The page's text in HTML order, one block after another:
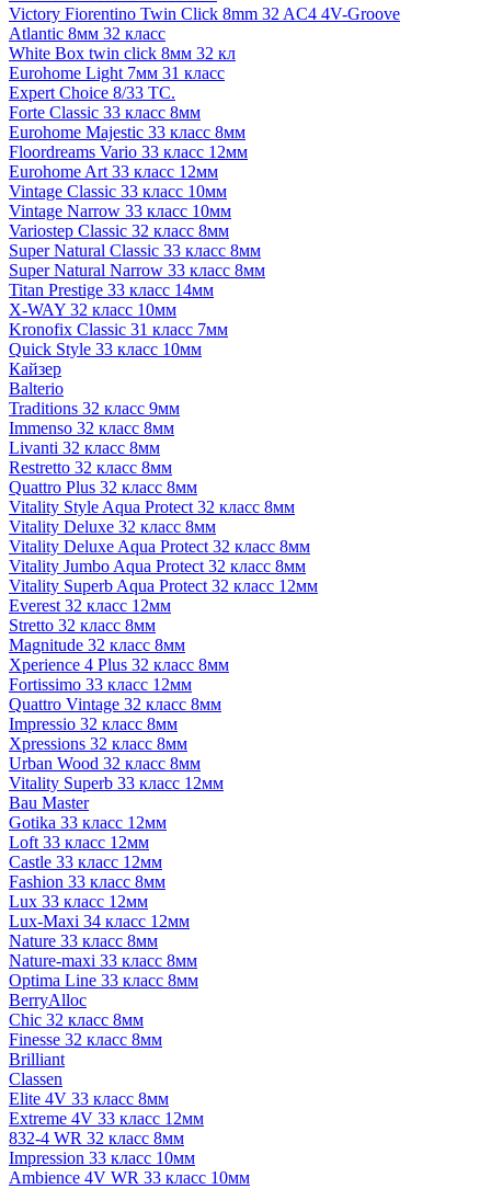
Victory Fiorentino Twin Click 8mm 32 AC4 4V-Groove
Atlantic 8мм 32 класс
White Box twin click 8мм 32 кл
Eurohome Light 7мм 31 класс
Expert Choice 8/33 TC.
Forte Classic 33 класс 8мм
Eurohome Majestic 33 класс 8мм
Floordreams Vario 33 класс 12мм
Eurohome Art 33 класс 12мм
Vintage Classic 33 класс 10мм
Vintage Narrow 33 класс 10мм
Variostep Classic 32 класс 8мм
Super Natural Classic 33 класс 8мм
Super Natural Narrow 33 класс 8мм
Titan Prestige 33 класс 14мм
X-WAY 32 класс 10мм
Kronofix Classic 31 класс 7мм
Quick Style 33 класс 10мм
Кайзер
Balterio
Traditions 32 класс 9мм
Immenso 32 класс 8мм
Livanti 32 класс 8мм
Restretto 32 класс 8мм
Quattro Plus 32 класс 8мм
Vitality Style Aqua Protect 32 класс 8мм
Vitality Deluxe 32 класс 8мм
Vitality Deluxe Aqua Protect 32 класс 8мм
Vitality Jumbo Aqua Protect 32 класс 8мм
Vitality Superb Aqua Protect 32 класс 12мм
Everest 32 класс 12мм
Stretto 32 класс 8мм
Magnitude 32 класс 8мм
Xperience 4 Plus 32 класс 8мм
Fortissimo 33 класс 12мм
Quattro Vintage 32 класс 8мм
Impressio 32 класс 8мм
Xpressions 32 класс 8мм
Urban Wood 32 класс 8мм
Vitality Superb 33 класс 12мм
Bau Master
Gotika 33 класс 12мм
Loft 33 класс 12мм
Castle 33 класс 12мм
Fashion 33 класс 8мм
Lux 33 класс 12мм
Lux-Maxi 34 класс 12мм
Nature 33 класс 8мм
Nature-maxi 33 класс 8мм
Optima Line 33 класс 8мм
BerryAlloc
Chic 32 класс 8мм
Finesse 32 класс 8мм
Brilliant
Classen
Elite 4V 33 класс 8мм
Extreme 4V 33 класс 12мм
832-4 WR 32 класс 8мм
Impression 33 класс 10мм
Ambience 4V WR 33 класс 10мм